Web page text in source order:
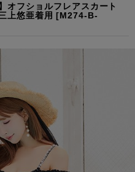
オフショルフレアスカート
上悠亜着用 [M274-B-